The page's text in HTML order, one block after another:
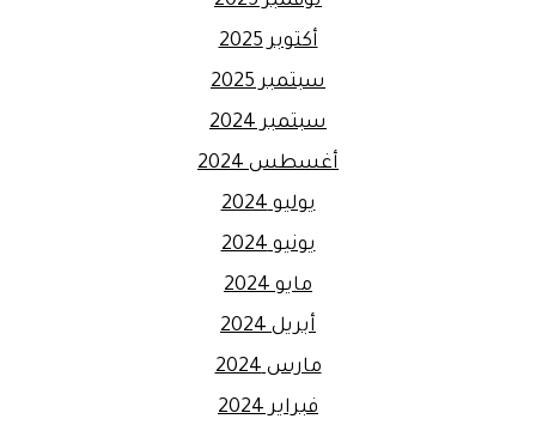
أكتوبر 2025
سبتمبر 2025
سبتمبر 2024
أغسطس 2024
يوليو 2024
يونيو 2024
مايو 2024
أبريل 2024
مارس 2024
فبراير 2024